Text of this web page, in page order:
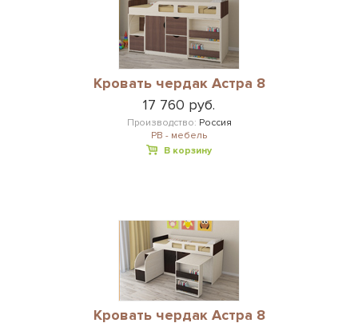
Кровать чердак Астра 8
17 760 руб.
Производство: Россия
РВ - мебель
В корзину
Кровать чердак Астра 8